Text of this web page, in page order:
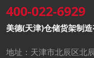
400-022-6929
美德(天津)仓储货架制
地址：天津市北辰区北